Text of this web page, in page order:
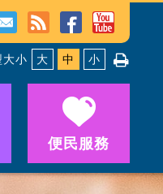
大小 大 中 小
便民服務